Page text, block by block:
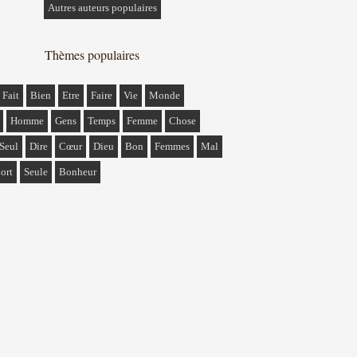
Autres auteurs populaires
Thèmes populaires
Fait Bien Etre Faire Vie Monde
Homme Gens Temps Femme Chose
Seul Dire Cœur Dieu Bon Femmes Mal
Seule Bonheur